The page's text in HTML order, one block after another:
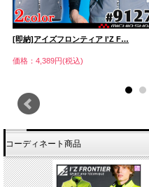
[即納]アイズフロンティア I'Z F…
価格：4,389円(税込)
コーディネート商品